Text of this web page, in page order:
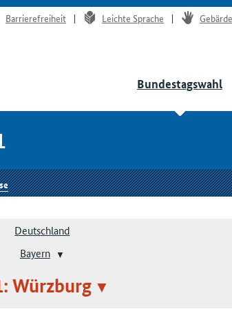
Barrierefreiheit Leichte Sprache
Bundestagswahl
Deutschland
Bayern
Würzburg